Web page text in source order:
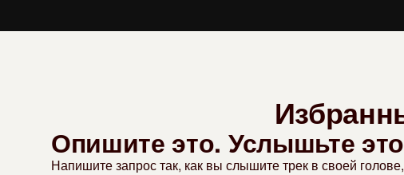
Опишите это. Услышьте
Напишите запрос так, как вы слышите трек в своей